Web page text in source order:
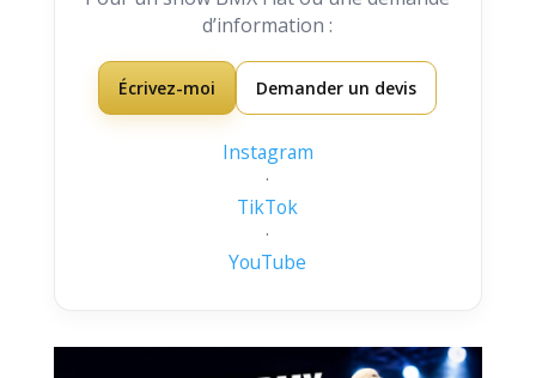
d’information :
Écrivez-moi Demander un devis
Instagram
·
TikTok
·
YouTube